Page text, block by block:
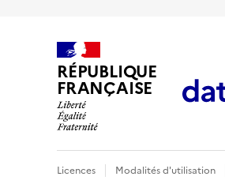
RÉPUBLIQUE
FRANÇAISE
Licences Modalités d'utilisation